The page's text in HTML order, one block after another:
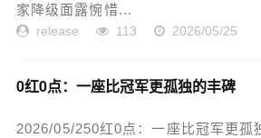
家降级面露惋惜...
release 113 2026/05/25
0红0点：一座比冠军更孤独的丰碑
2026/05/250红0点：一座比冠军更孤